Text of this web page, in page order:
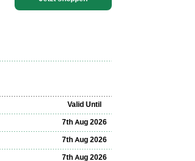
Valid Until
7th Aug 2026
7th Aug 2026
7th Aug 2026